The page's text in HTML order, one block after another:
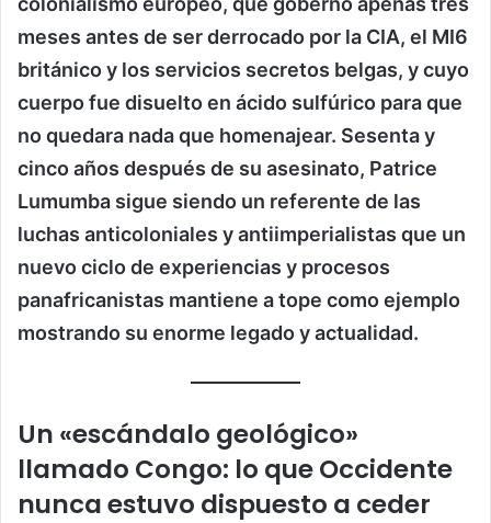
meses antes de ser derrocado por la CIA, el MI6
británico y los servicios secretos belgas, y cuyo
cuerpo fue disuelto en ácido sulfúrico para que
no quedara nada que homenajear. Sesenta y
cinco años después de su asesinato, Patrice
Lumumba sigue siendo un referente de las
luchas anticoloniales y antiimperialistas que un
nuevo ciclo de experiencias y procesos
panafricanistas mantiene a tope como ejemplo
mostrando su enorme legado y actualidad.
Un «escándalo geológico»
llamado Congo: lo que Occidente
nunca estuvo dispuesto a ceder